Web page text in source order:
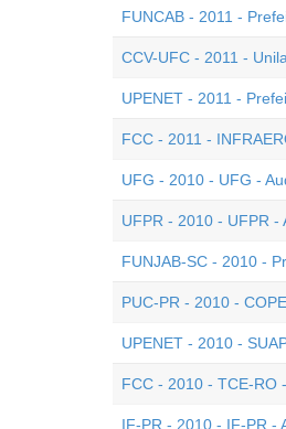
FUNCAB - 2011 -
CCV-UFC - 2011 -
UPENET - 2011 -
FCC - 2011 -
UFG - 2010 - UFG -
UFPR - 2010 - UFPR -
FUNJAB-SC - 2010 -
PUC-PR - 2010 -
UPENET - 2010 -
FCC - 2010 - TCE-RO
IF-PR - 2010 - IF-PR -